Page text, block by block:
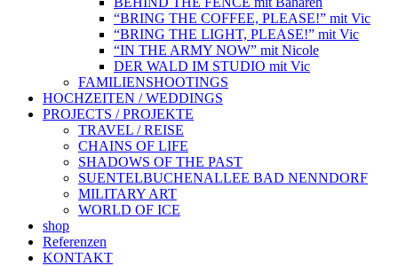
“BRING THE COFFEE, PLEASE!” mit Vic
“BRING THE LIGHT, PLEASE!” mit Vic
“IN THE ARMY NOW” mit Nicole
DER WALD IM STUDIO mit Vic
FAMILIENSHOOTINGS
HOCHZEITEN / WEDDINGS
PROJECTS / PROJEKTE
TRAVEL / REISE
CHAINS OF LIFE
SHADOWS OF THE PAST
SUENTELBUCHENALLEE BAD NENNDORF
MILITARY ART
WORLD OF ICE
shop
Referenzen
KONTAKT